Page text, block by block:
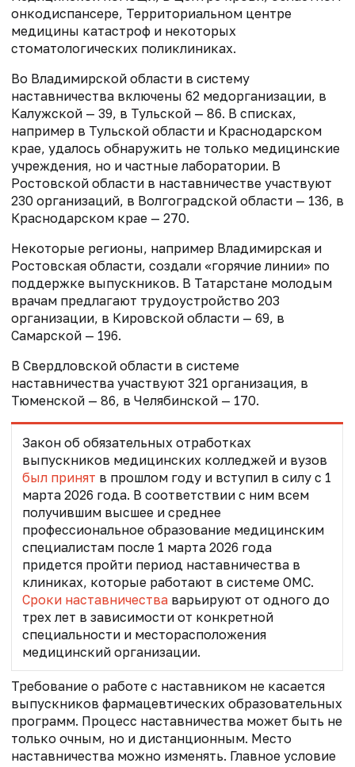
онкодиспансере, Территориальном центре
медицины катастроф и некоторых
стоматологических поликлиниках.
Во Владимирской области в систему
наставничества включены 62 медорганизации, в
Калужской — 39, в Тульской — 86. В списках,
например в Тульской области и Краснодарском
крае, удалось обнаружить не только медицинские
учреждения, но и частные лаборатории. В
Ростовской области в наставничестве участвуют
230 организаций, в Волгоградской области — 136, в
Краснодарском крае — 270.
Некоторые регионы, например Владимирская и
Ростовская области, создали «горячие линии» по
поддержке выпускников. В Татарстане молодым
врачам предлагают трудоустройство 203
организации, в Кировской области — 69, в
Самарской — 196.
В Свердловской области в системе
наставничества участвуют 321 организация, в
Тюменской — 86, в Челябинской — 170.
Закон об обязательных отработках
выпускников медицинских колледжей и вузов
был принят в прошлом году и вступил в силу с 1
марта 2026 года. В соответствии с ним всем
получившим высшее и среднее
профессиональное образование медицинским
специалистам после 1 марта 2026 года
придется пройти период наставничества в
клиниках, которые работают в системе ОМС.
Сроки наставничестваварьируют от одного до
трех лет в зависимости от конкретной
специальности и месторасположения
медицинский организации.
Требование о работе с наставником не касается
выпускников фармацевтических образовательных
программ. Процесс наставничества может быть не
только очным, но и дистанционным. Место
наставничества можно изменять. Главное условие